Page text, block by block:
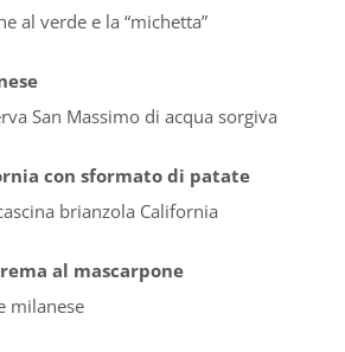
al verde e la “michetta”
San Massimo di acqua sorgiva
con sformato di patate
brianzola California
al mascarpone
milanese